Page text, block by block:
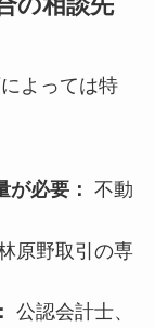
よっては特
必要： 不動
原野取引の専
公認会計士、